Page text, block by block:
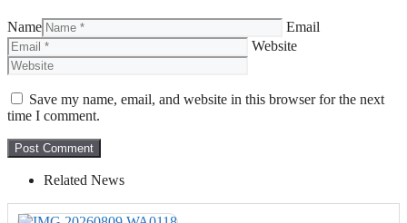
Name
Email
Website
Save my name, email, and website in this browser for the next
time I comment.
Related News